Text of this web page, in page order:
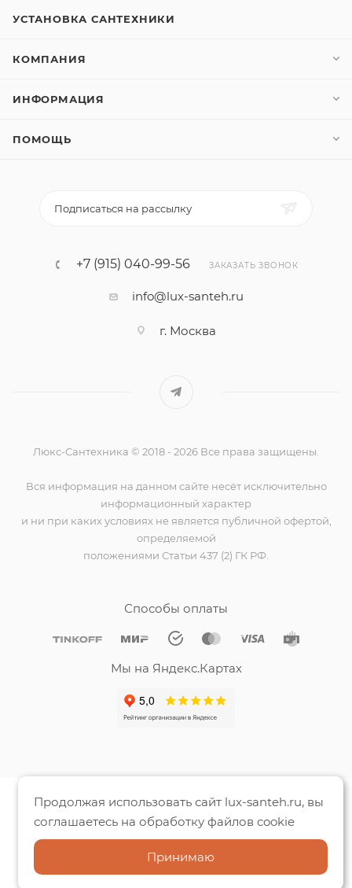
УСТАНОВКА САНТЕХНИКИ
КОМПАНИЯ
ИНФОРМАЦИЯ
ПОМОЩЬ
Подписаться на рассылку
+7 (915) 040-99-56 ЗАКАЗАТЬ ЗВОНОК
info@lux-santeh.ru
г. Москва
Люкс-Сантехника © 2018 - 2026 Все права защищены.
Вся информация на данном сайте несёт исключительно
информационный характер
и ни при каких условиях не является публичной офертой,
определяемой
положениями Статьи 437 (2) ГК РФ.
Способы оплаты
Мы на Яндекс.Картах
Продолжая использовать сайт lux-santeh.ru, вы
соглашаетесь на обработку файлов cookie
Принимаю